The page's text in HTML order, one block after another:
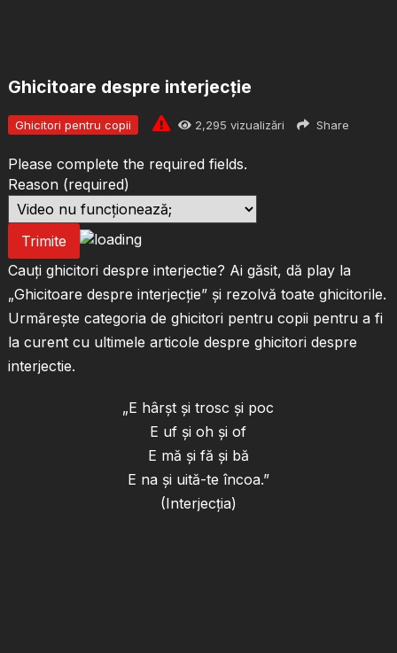
Ghicitoare despre interjecție
Ghicitori pentru copii 2,295 vizualizări Share
Please complete the required fields.
Reason (required)
Trimite
Cauți ghicitori despre interjectie? Ai găsit, dă play la
„Ghicitoare despre interjecție” și rezolvă toate ghicitorile.
Urmărește categoria de ghicitori pentru copii pentru a fi
la curent cu ultimele articole despre ghicitori despre
interjectie.
„E hârşt şi trosc şi poc
E uf şi oh şi of
E mă şi fă şi bă
E na şi uită-te încoa.”
(Interjecţia)